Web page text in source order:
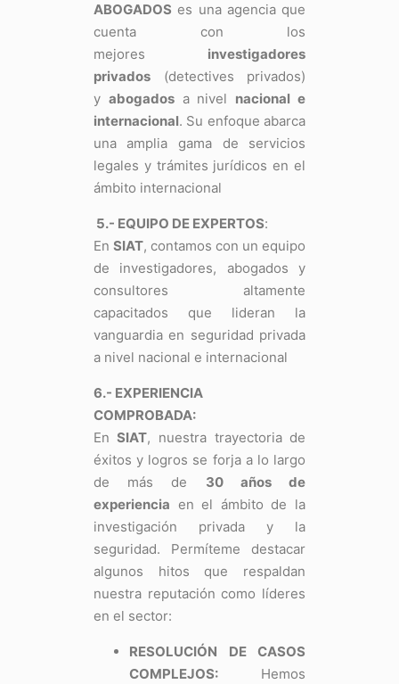
ABOGADOS es una agencia que
cuenta con los
mejores investigadores
privados(detectives privados)
y abogadosa nivel nacional e
internacional. Su enfoque abarca
una amplia gama de servicios
legales y trámites jurídicos en el
ámbito internacional
5.- EQUIPO DE EXPERTOS:
En SIAT, contamos con un equipo
de investigadores, abogados y
consultores altamente
capacitados que lideran la
vanguardia en seguridad privada
a nivel nacional e internacional
6.- EXPERIENCIA
COMPROBADA:
EnSIAT, nuestra trayectoria de
éxitos y logros se forja a lo largo
de más de 30 años de
experiencia en el ámbito de la
investigación privada y la
seguridad. Permíteme destacar
algunos hitos que respaldan
nuestra reputación como líderes
en el sector:
RESOLUCIÓN DE CASOS
COMPLEJOS:Hemos